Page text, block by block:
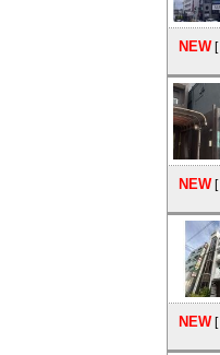
NEW [
NEW [
NEW [